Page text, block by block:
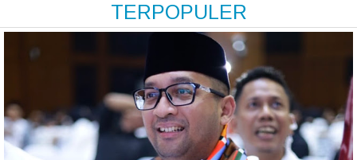
TERPOPULER